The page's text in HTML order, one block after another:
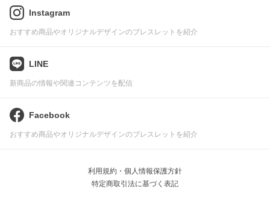
Instagram
おすすめ商品やオリジナルデザインのブレスレットを紹介
LINE
新商品の情報や関連コンテンツを配信
Facebook
おすすめ商品やオリジナルデザインのブレスレットを紹介
利用規約・個人情報保護方針
特定商取引法に基づく表記